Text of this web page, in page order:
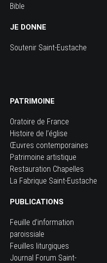
Bible
JE DONNE
Soutenir Saint-Eustache
PATRIMOINE
Oratoire de France
Histoire de l’église
Œuvres contemporaines
Patrimoine artistique
Restauration Chapelles
La Fabrique Saint-Eustache
PUBLICATIONS
Feuille d’information
paroissiale
Feuilles liturgiques
Journal Forum Saint-